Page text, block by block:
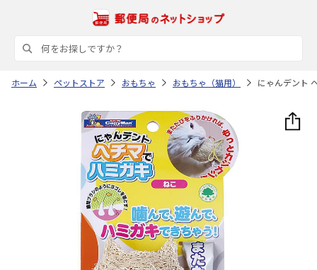
ホーム ペットストア おもちゃ おもちゃ（猫用） にゃんデント